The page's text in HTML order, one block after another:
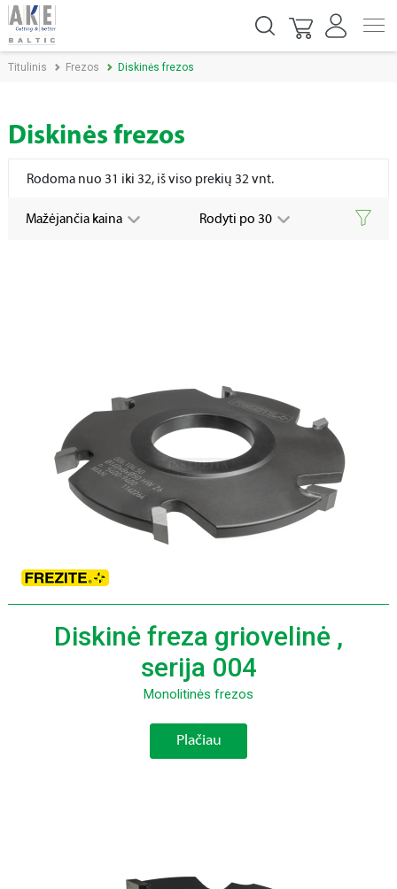
Titulinis Frezos Diskinės frezos
Diskinės frezos
Rodoma nuo 31 iki 32, iš viso prekių 32 vnt.
Mažėjančia kaina Rodyti po 30
Diskinė freza griovelinė ,
serija 004
Monolitinės frezos
Plačiau